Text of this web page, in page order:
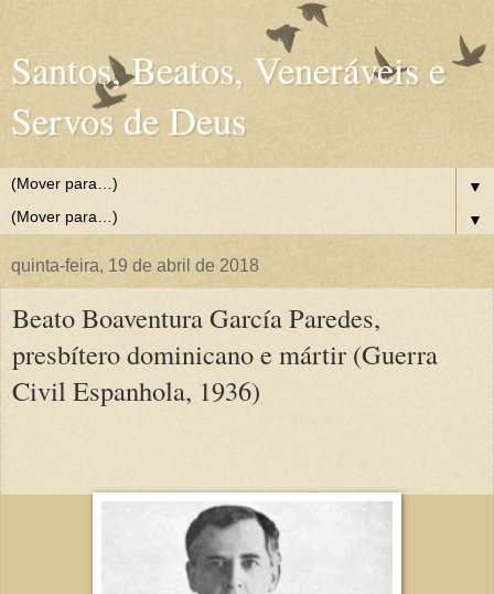
Santos, Beatos, Veneráveis e
Servos de Deus
▼
▼
quinta-feira, 19 de abril de 2018
Beato Boaventura García Paredes,
presbítero dominicano e mártir (Guerra
Civil Espanhola, 1936)